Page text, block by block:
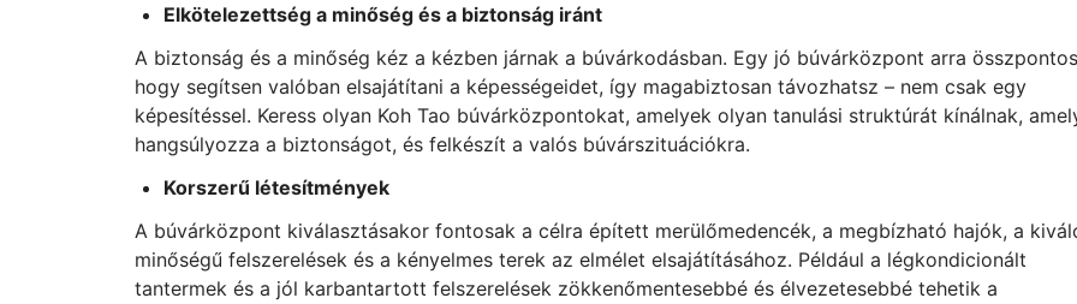
Elkötelezettség a minőség és a biztonság iránt
A biztonság és a minőség kéz a kézben járnak a búvárkodásban. Egy jó búvárközpont arra
hogy segítsen valóban elsajátítani a képességeidet, így magabiztosan távozhatsz – nem csak egy
képesítéssel. Keress olyan Koh Tao búvárközpontokat, amelyek olyan tanulási struktúrát kínálnak,
hangsúlyozza a biztonságot, és felkészít a valós búvárszituációkra.
Korszerű létesítmények
A búvárközpont kiválasztásakor fontosak a célra épített merülőmedencék, a megbízható hajók, a
minőségű felszerelések és a kényelmes terek az elmélet elsajátításához. Például a légkondicionált
tantermek és a jól karbantartott felszerelések zökkenőmentesebbé és élvezetesebbé tehetik a